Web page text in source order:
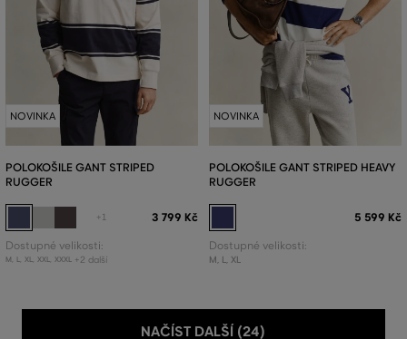
NOVINKA
POLOKOŠILE GANT STRIPED
RUGGER
+1 3 799 Kč
Dostupné velikosti:
M L, XL, XXL, XXXL +2 další
NOVINKA
POLOKOŠILE GANT STRIPED HEAVY
RUGGER
5 599 Kč
Dostupné velikosti:
M, L, XL
NAČÍST DALŠÍ (24)